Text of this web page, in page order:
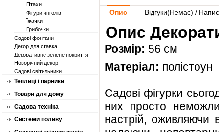
Птахи
Фігури янголів
Їжачки
Грибочки
Садові фонтани
Декор для ставка
Декоративне зелене покриття
Новорічний декор
Садові світильники
Теплиці і парники
Товари для дому
Садова техніка
Системи поливу
Опис Відгуки(Немає) /
Опис
Розмір: 56 см
Матеріал: полістоун
Садові фігурки
них просто
настрій, оживляючи